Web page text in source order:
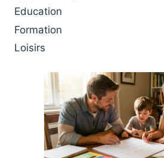
Education
Formation
Loisirs